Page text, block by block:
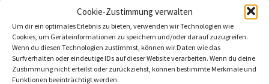
Cookie-Zustimmung verwalten
Um dir ein optimales Erlebnis zu bieten, verwenden wir Technologien wie
Cookies, um Geräteinformationen zu speichern und/oder darauf zuzugreifen.
Wenn du diesen Technologien zustimmst, können wir Daten wie das
Surfverhalten oder eindeutige IDs auf dieser Website verarbeiten. Wenn du deine
Zustimmung nicht erteilst oder zurückziehst, können bestimmte Merkmale und
Funktionen beeinträchtigt werden.
Kaleidoskop Kirchenmusik(1)
Kinder- und Jugendchöre(5)